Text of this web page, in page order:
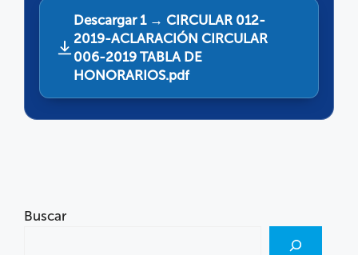
Descargar 1 → CIRCULAR 012-
2019-ACLARACIÓN CIRCULAR
006-2019 TABLA DE
HONORARIOS.pdf
Buscar